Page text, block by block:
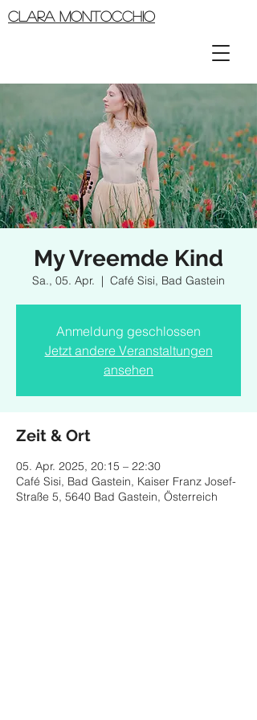
CLARA MONTOCCHIO
My Vreemde Kind
Sa., 05. Apr.
  |
Café Sisi, Bad Gastein
Anmeldung geschlossen
Jetzt andere Veranstaltungen
ansehen
Zeit & Ort
05. Apr. 2025, 20:15 – 22:30
Café Sisi, Bad Gastein, Kaiser Franz Josef-
Straße 5, 5640 Bad Gastein, Österreich